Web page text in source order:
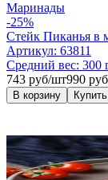
Маринады
-25%
Стейк Пиканья в
Артикул: 63811
Средний вес: 300
743 руб/шт990
В корзину